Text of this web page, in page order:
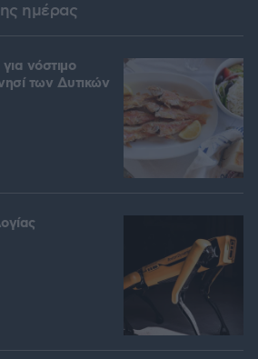
ημέρας
νόστιμο
των Δυτικών